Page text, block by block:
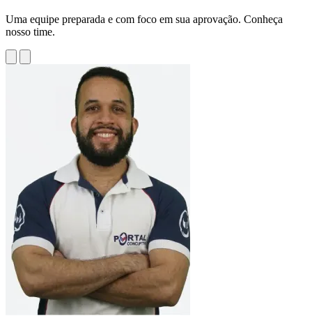
Uma equipe preparada e com foco em sua aprovação. Conheça
nosso time.